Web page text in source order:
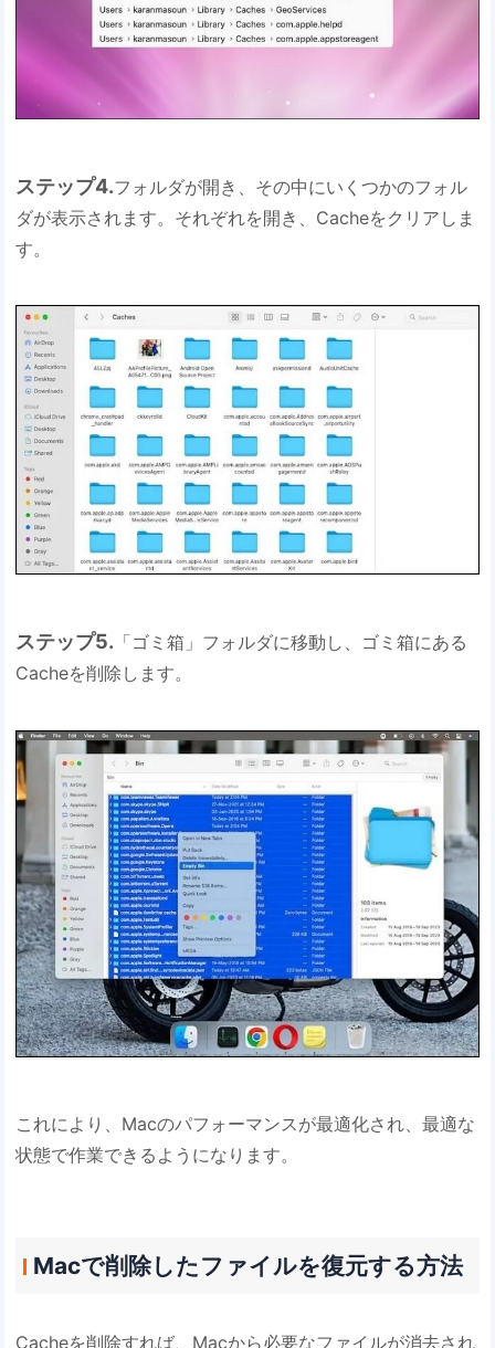
ステップ4.フォルダが開き、その中にいくつかのフォル
ダが表示されます。それぞれを開き、Cacheをクリアしま
す。
ステップ5. 「ゴミ箱」フォルダに移動し、ゴミ箱にある
Cacheを削除します。
これにより、Macのパフォーマンスが最適化され、最適な
状態で作業できるようになります。
Macで削除したファイルを復元する方法
Cacheを削除すれば、Macから必要なファイルが消去され